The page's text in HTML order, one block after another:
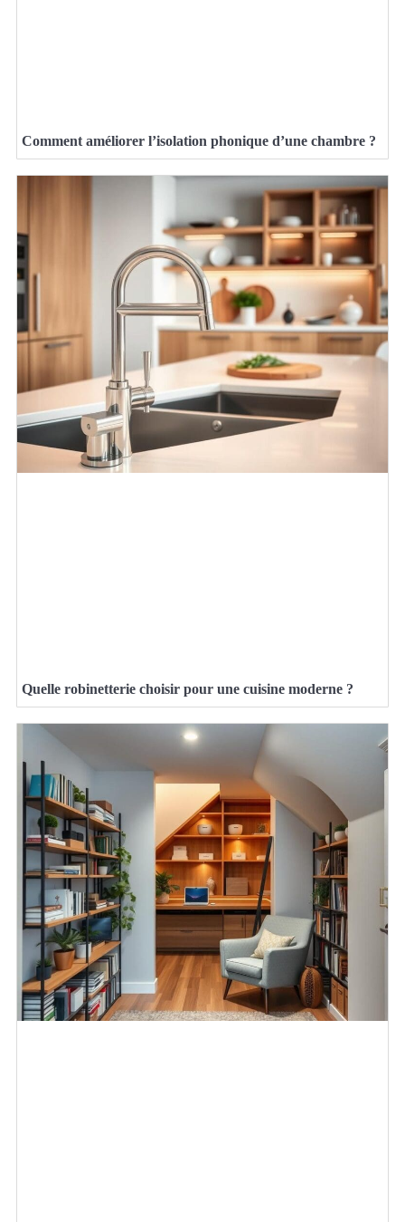
Comment améliorer l’isolation phonique d’une chambre ?
Quelle robinetterie choisir pour une cuisine moderne ?